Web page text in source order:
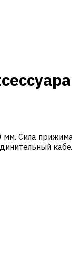
мм. Сила